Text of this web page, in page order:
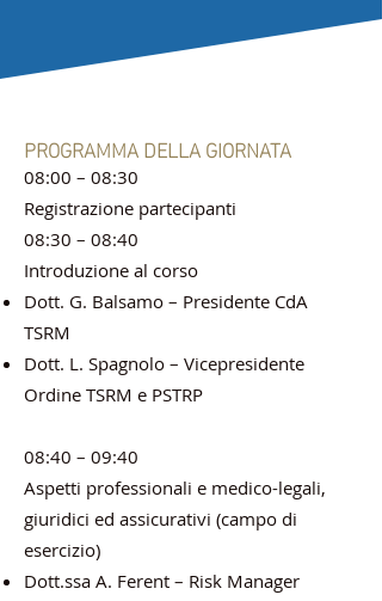
PROGRAMMA DELLA GIORNATA
08:00 – 08:30
Registrazione partecipanti
08:30 – 08:40
Introduzione al corso
Dott. G. Balsamo – Presidente CdA
TSRM
Dott. L. Spagnolo – Vicepresidente
Ordine TSRM e PSTRP
08:40 – 09:40
Aspetti professionali e medico-legali,
giuridici ed assicurativi (campo di
esercizio)
Dott.ssa A. Ferent – Risk Manager